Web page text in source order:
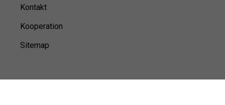
Kontakt
Kooperation
Sitemap